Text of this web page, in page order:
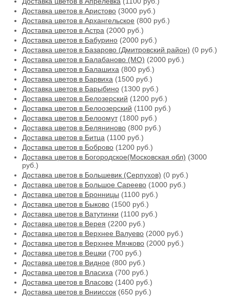
Доставка цветов в Аристово (3000 руб.)
Доставка цветов в Архангельское (800 руб.)
Доставка цветов в Астра (2000 руб.)
Доставка цветов в Бабурино (2000 руб.)
Доставка цветов в Базарово (Дмитровский район) (0 руб.)
Доставка цветов в Балабаново (МО) (2000 руб.)
Доставка цветов в Балашиха (800 руб.)
Доставка цветов в Барвиха (1500 руб.)
Доставка цветов в Барыбино (1300 руб.)
Доставка цветов в Белозерский (1200 руб.)
Доставка цветов в Белоозерский (1100 руб.)
Доставка цветов в Белоомут(1800 руб.)
Доставка цветов в Беляниново (800 руб.)
Доставка цветов в Битца (1100 руб.)
Доставка цветов в Боброво (1200 руб.)
Доставка цветов в Богородское(Московская обл) (3000
руб.)
Доставка цветов в Большевик (Серпухов) (0 руб.)
Доставка цветов в Большое Сареево (1000 руб.)
Доставка цветов в Бронницы (1100 руб.)
Доставка цветов в Быково (1500 руб.)
Доставка цветов в Ватутинки (1100 руб.)
Доставка цветов в Верея (2200 руб.)
Доставка цветов в Верхнее Валуево (2000 руб.)
Доставка цветов в Верхнее Мячково (2000 руб.)
Доставка цветов в Вешки (700 руб.)
Доставка цветов в Видное (800 руб.)
Доставка цветов в Власиха (700 руб.)
Доставка цветов в Власово (1400 руб.)
Доставка цветов в Внииссок (650 руб.)